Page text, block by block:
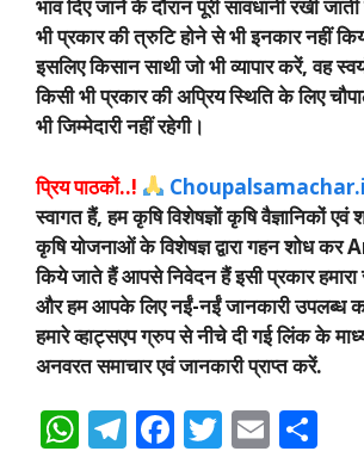
भाव दिए जाने के दौरान पूरी सावधानी रखी
भी प्रकार की त्रुटि होने से भी इनकार नहीं
इसलिए किसान साथी जो भी व्यापार करें, वह
किसी भी प्रकार की अप्रिय स्थिति के लिए
भी जिम्मेदारी नहीं रहेगी।
प्रिय पाठकों..!
स्वागत हैं, हम कृषि विशेषज्ञों कृषि वैज्ञानिकों एवं
कृषि योजनाओं के विशेषज्ञ द्वारा गहन शोध
किये जाते हैं आपसे निवेदन हैं इसी प्रकार
और हम आपके लिए नईं-नईं जानकारी उपलब्ध
हमारे व्हाट्सएप ग्रुप से नीचे दी गई लिंक के
अनवरत समाचार एवं जानकारी प्राप्त करें.
W T F T E